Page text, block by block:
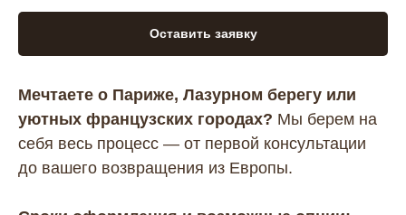
Оставить заявку
Мечтаете о Париже, Лазурном берегу или
уютных французских городах? Мы берем на
себя весь процесс — от первой консультации
до вашего возвращения из Европы.